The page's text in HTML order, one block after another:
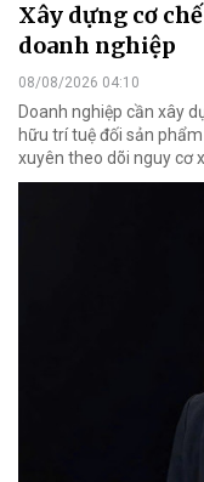
Xây dựng cơ
doanh nghiệp
08/08/2026 04:10
Doanh nghiệp cần xây
hữu trí tuệ đối sản
xuyên theo dõi nguy cơ